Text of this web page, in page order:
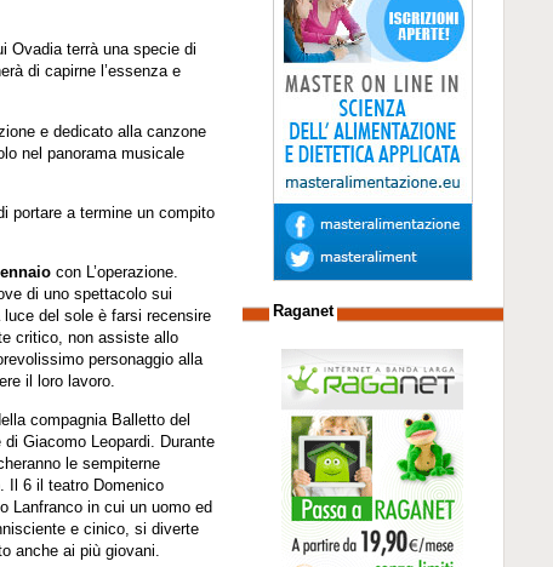
Ovadia terrà una specie di
di capirne l’essenza e
e dedicato alla canzone
nel panorama musicale
portare a termine un compito
con L’operazione.
di uno spettacolo sui
del sole è farsi recensire
critico, non assiste allo
personaggio alla
il loro lavoro.
compagnia Balletto del
Giacomo Leopardi. Durante
le sempiterne
Il 6 il teatro Domenico
Lanfranco in cui un uomo ed
e cinico, si diverte
anche ai più giovani.
Raganet